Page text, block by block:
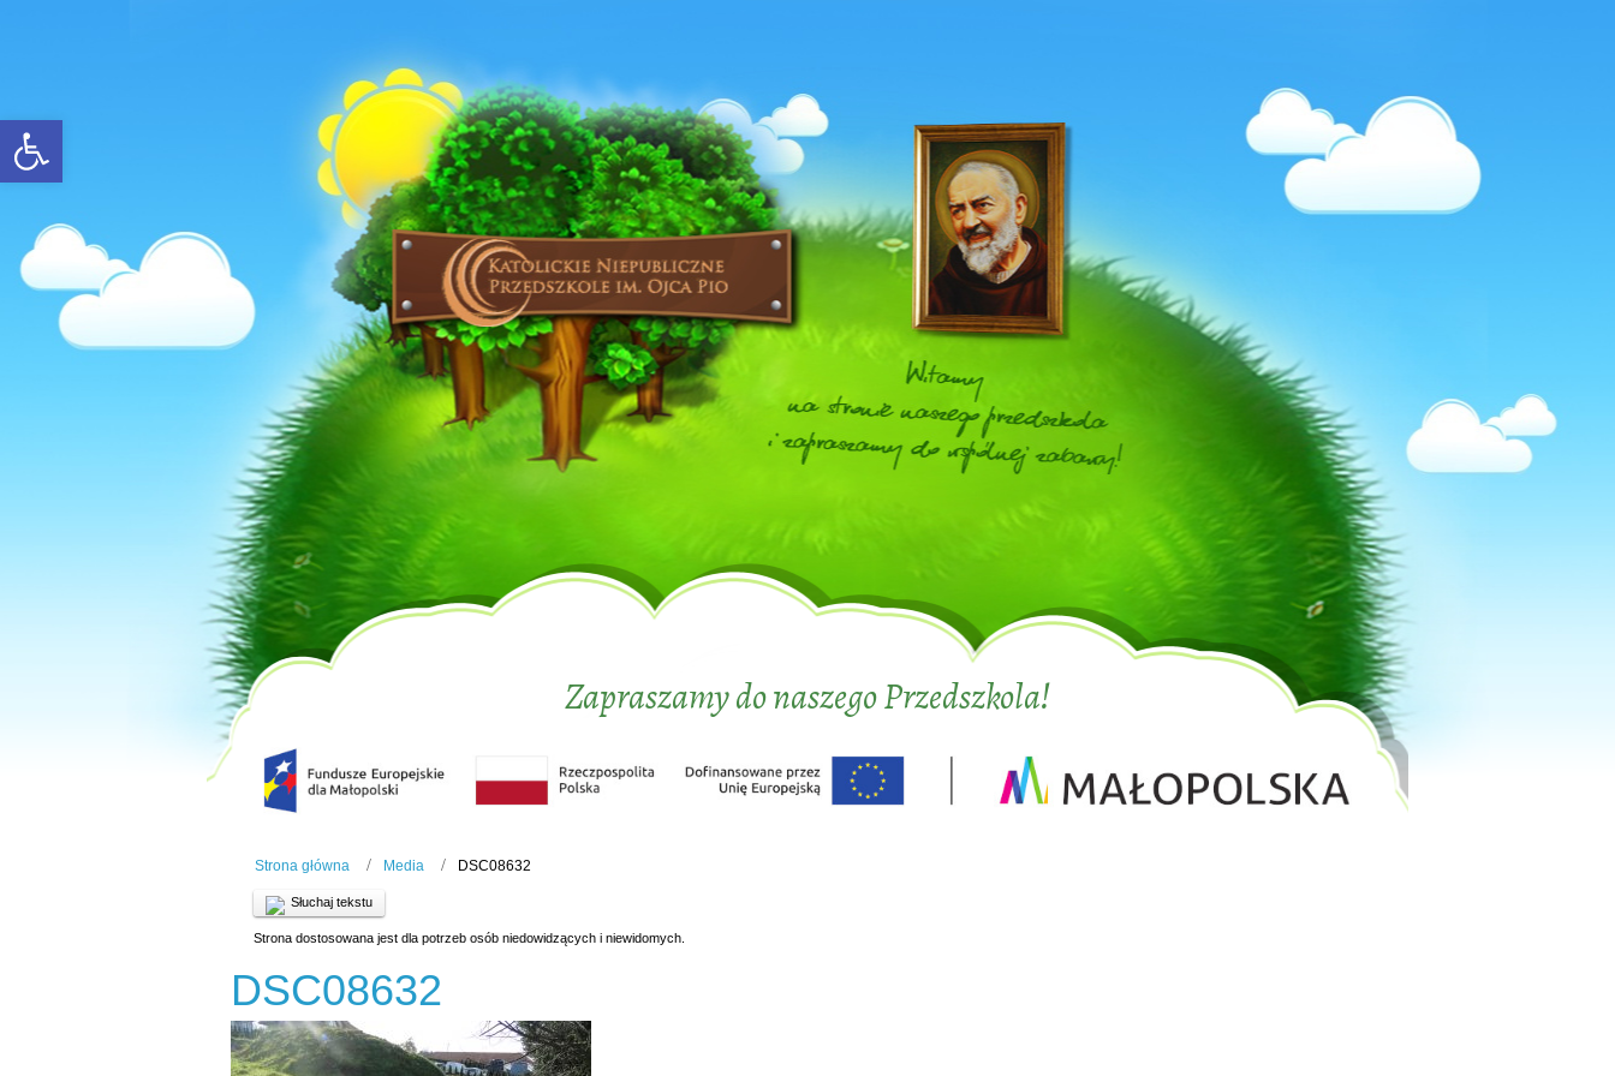
Open toolbar
Zapraszamy do naszego Przedszkola!
Strona główna Media DSC08632
Słuchaj tekstu
Strona dostosowana jest dla potrzeb osób niedowidzących i niewidomych.
DSC08632